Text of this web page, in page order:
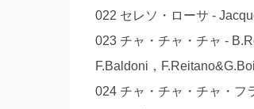
022 セレソ・ローサ -
023 チャ・チャ・チャ -
F.Baldoni，
024 チャ・チャ・チャ・フ